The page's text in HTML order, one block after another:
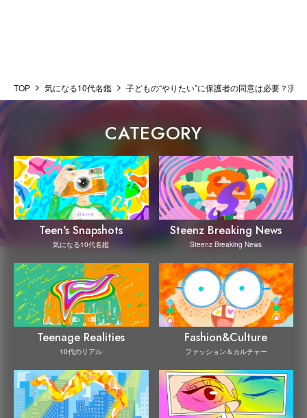
TOP 気になる10代名鑑 子どもの“やりたい”に保護者の同意は必要？演
CATEGORY
Teen's Snapshots
気になる10代名鑑
Steenz Breaking News
Steenz Breaking News
Teenage Realities
10代のリアル
Fashion&Culture
ファッション＆カルチャー